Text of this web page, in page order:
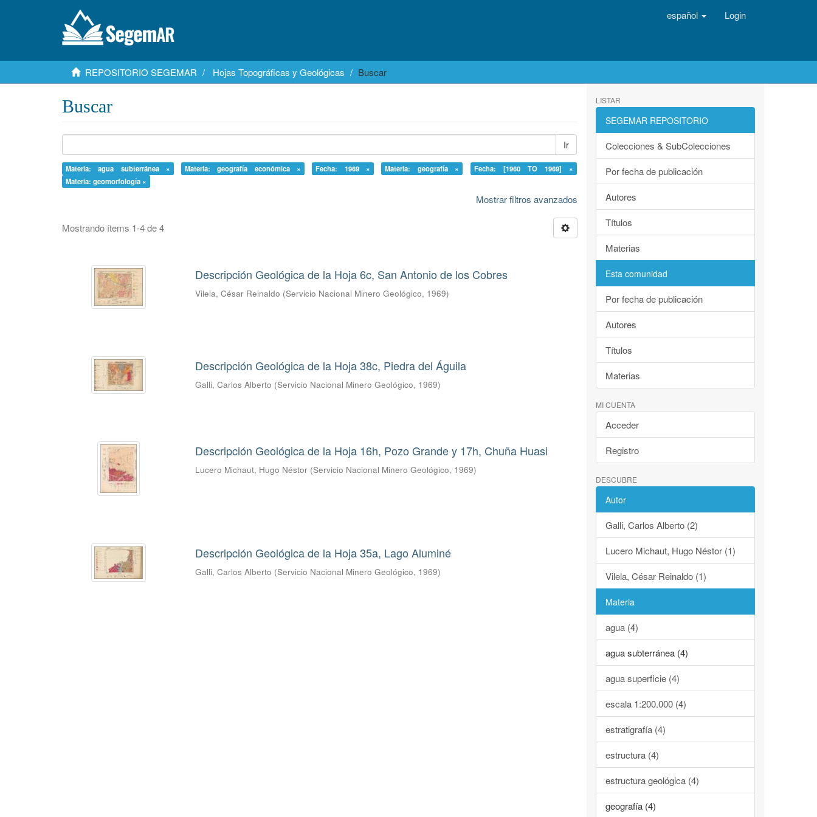
español Login
REPOSITORIO SEGEMAR Hojas Topográficas y Geológicas Buscar
Buscar
Ir
Materia: agua subterránea × Materia: geografía económica × Fecha: 1969 × Materia: geografía ×
Fecha: [1960 TO 1969] ×
Materia: geomorfología ×
Mostrar filtros avanzados
Mostrando ítems 1-4 de 4
Descripción Geológica de la Hoja 6c, San Antonio de los Cobres
Vilela, César Reinaldo (Servicio Nacional Minero Geológico, 1969)
Descripción Geológica de la Hoja 38c, Piedra del Águila
Galli, Carlos Alberto (Servicio Nacional Minero Geológico, 1969)
Descripción Geológica de la Hoja 16h, Pozo Grande y 17h, Chuña Huasi
Lucero Michaut, Hugo Néstor (Servicio Nacional Minero Geológico, 1969)
Descripción Geológica de la Hoja 35a, Lago Aluminé
Galli, Carlos Alberto (Servicio Nacional Minero Geológico, 1969)
LISTAR
SEGEMAR REPOSITORIO
Colecciones & SubColecciones
Por fecha de publicación
Autores
Títulos
Materias
Esta comunidad
Por fecha de publicación
Autores
Títulos
Materias
MI CUENTA
Acceder
Registro
DESCUBRE
Autor
Galli, Carlos Alberto (2)
Lucero Michaut, Hugo Néstor (1)
Vilela, César Reinaldo (1)
Materia
agua (4)
agua subterránea (4)
agua superficie (4)
escala 1:200.000 (4)
estratigrafía (4)
estructura (4)
estructura geológica (4)
geografía (4)